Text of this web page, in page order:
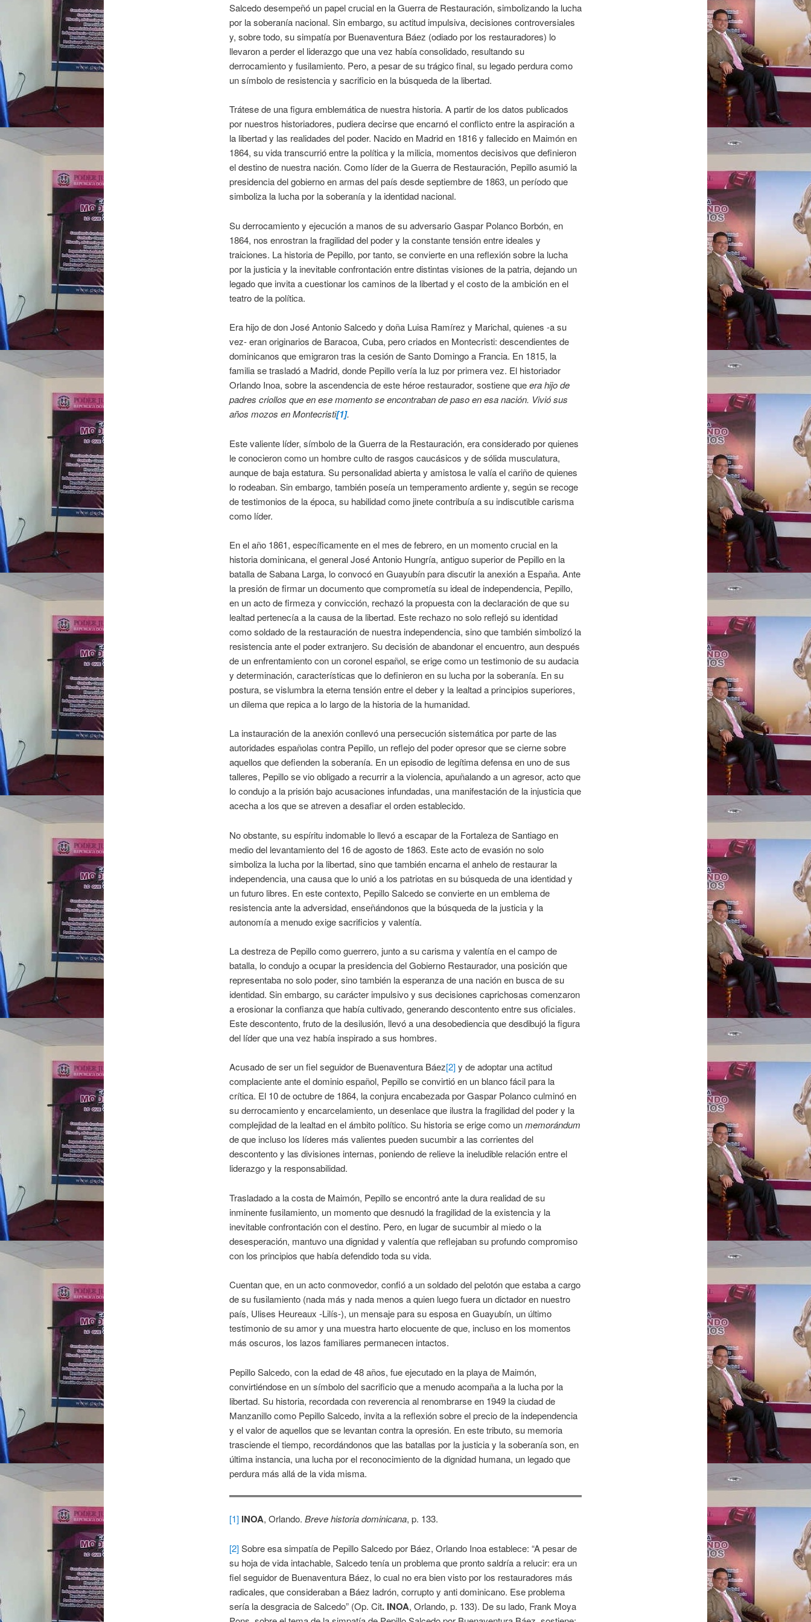
Salcedo desempeñó un papel crucial en la Guerra de Restauración, simbolizando la lucha
por la soberanía nacional. Sin embargo, su actitud impulsiva, decisiones controversiales
y, sobre todo, su simpatía por Buenaventura Báez (odiado por los restauradores) lo
llevaron a perder el liderazgo que una vez había consolidado, resultando su
derrocamiento y fusilamiento. Pero, a pesar de su trágico final, su legado perdura como
un símbolo de resistencia y sacrificio en la búsqueda de la libertad.
Trátese de una figura emblemática de nuestra historia. A partir de los datos publicados
por nuestros historiadores, pudiera decirse que encarnó el conflicto entre la aspiración a
la libertad y las realidades del poder. Nacido en Madrid en 1816 y fallecido en Maimón en
1864, su vida transcurrió entre la política y la milicia, momentos decisivos que definieron
el destino de nuestra nación. Como líder de la Guerra de Restauración, Pepillo asumió la
presidencia del gobierno en armas del país desde septiembre de 1863, un período que
simboliza la lucha por la soberanía y la identidad nacional.
Su derrocamiento y ejecución a manos de su adversario Gaspar Polanco Borbón, en
1864, nos enrostran la fragilidad del poder y la constante tensión entre ideales y
traiciones. La historia de Pepillo, por tanto, se convierte en una reflexión sobre la lucha
por la justicia y la inevitable confrontación entre distintas visiones de la patria, dejando un
legado que invita a cuestionar los caminos de la libertad y el costo de la ambición en el
teatro de la política.
Era hijo de don José Antonio Salcedo y doña Luisa Ramírez y Marichal, quienes -a su
vez- eran originarios de Baracoa, Cuba, pero criados en Montecristi: descendientes de
dominicanos que emigraron tras la cesión de Santo Domingo a Francia. En 1815, la
familia se trasladó a Madrid, donde Pepillo vería la luz por primera vez. El historiador
Orlando Inoa, sobre la ascendencia de este héroe restaurador, sostiene queera hijo de
padres criollos que en ese momento se encontraban de paso en esa nación. Vivió sus
años mozos en Montecristi[1].
Este valiente líder, símbolo de la Guerra de la Restauración, era considerado por quienes
le conocieron como un hombre culto de rasgos caucásicos y de sólida musculatura,
aunque de baja estatura. Su personalidad abierta y amistosa le valía el cariño de quienes
lo rodeaban. Sin embargo, también poseía un temperamento ardiente y, según se recoge
de testimonios de la época, su habilidad como jinete contribuía a su indiscutible carisma
como líder.
En el año 1861, específicamente en el mes de febrero, en un momento crucial en la
historia dominicana, el general José Antonio Hungría, antiguo superior de Pepillo en la
batalla de Sabana Larga, lo convocó en Guayubín para discutir la anexión a España. Ante
la presión de firmar un documento que comprometía su ideal de independencia, Pepillo,
en un acto de firmeza y convicción, rechazó la propuesta con la declaración de que su
lealtad pertenecía a la causa de la libertad. Este rechazo no solo reflejó su identidad
como soldado de la restauración de nuestra independencia, sino que también simbolizó la
resistencia ante el poder extranjero. Su decisión de abandonar el encuentro, aun después
de un enfrentamiento con un coronel español, se erige como un testimonio de su audacia
y determinación, características que lo definieron en su lucha por la soberanía. En su
postura, se vislumbra la eterna tensión entre el deber y la lealtad a principios superiores,
un dilema que repica a lo largo de la historia de la humanidad.
La instauración de la anexión conllevó una persecución sistemática por parte de las
autoridades españolas contra Pepillo, un reflejo del poder opresor que se cierne sobre
aquellos que defienden la soberanía. En un episodio de legítima defensa en uno de sus
talleres, Pepillo se vio obligado a recurrir a la violencia, apuñalando a un agresor, acto que
lo condujo a la prisión bajo acusaciones infundadas, una manifestación de la injusticia que
acecha a los que se atreven a desafiar el orden establecido.
No obstante, su espíritu indomable lo llevó a escapar de la Fortaleza de Santiago en
medio del levantamiento del 16 de agosto de 1863. Este acto de evasión no solo
simboliza la lucha por la libertad, sino que también encarna el anhelo de restaurar la
independencia, una causa que lo unió a los patriotas en su búsqueda de una identidad y
un futuro libres. En este contexto, Pepillo Salcedo se convierte en un emblema de
resistencia ante la adversidad, enseñándonos que la búsqueda de la justicia y la
autonomía a menudo exige sacrificios y valentía.
La destreza de Pepillo como guerrero, junto a su carisma y valentía en el campo de
batalla, lo condujo a ocupar la presidencia del Gobierno Restaurador, una posición que
representaba no solo poder, sino también la esperanza de una nación en busca de su
identidad. Sin embargo, su carácter impulsivo y sus decisiones caprichosas comenzaron
a erosionar la confianza que había cultivado, generando descontento entre sus oficiales.
Este descontento, fruto de la desilusión, llevó a una desobediencia que desdibujó la figura
del líder que una vez había inspirado a sus hombres.
Acusado de ser un fiel seguidor de Buenaventura Báez[2]y de adoptar una actitud
complaciente ante el dominio español, Pepillo se convirtió en un blanco fácil para la
crítica. El 10 de octubre de 1864, la conjura encabezada por Gaspar Polanco culminó en
su derrocamiento y encarcelamiento, un desenlace que ilustra la fragilidad del poder y la
complejidad de la lealtad en el ámbito político. Su historia se erige como unmemorándum
de que incluso los líderes más valientes pueden sucumbir a las corrientes del
descontento y las divisiones internas, poniendo de relieve la ineludible relación entre el
liderazgo y la responsabilidad.
Trasladado a la costa de Maimón, Pepillo se encontró ante la dura realidad de su
inminente fusilamiento, un momento que desnudó la fragilidad de la existencia y la
inevitable confrontación con el destino. Pero, en lugar de sucumbir al miedo o la
desesperación, mantuvo una dignidad y valentía que reflejaban su profundo compromiso
con los principios que había defendido toda su vida.
Cuentan que, en un acto conmovedor, confió a un soldado del pelotón que estaba a cargo
de su fusilamiento (nada más y nada menos a quien luego fuera un dictador en nuestro
país, Ulises Heureaux -Lilís-), un mensaje para su esposa en Guayubín, un último
testimonio de su amor y una muestra harto elocuente de que, incluso en los momentos
más oscuros, los lazos familiares permanecen intactos.
Pepillo Salcedo, con la edad de 48 años, fue ejecutado en la playa de Maimón,
convirtiéndose en un símbolo del sacrificio que a menudo acompaña a la lucha por la
libertad. Su historia, recordada con reverencia al renombrarse en 1949 la ciudad de
Manzanillo como Pepillo Salcedo, invita a la reflexión sobre el precio de la independencia
y el valor de aquellos que se levantan contra la opresión. En este tributo, su memoria
trasciende el tiempo, recordándonos que las batallas por la justicia y la soberanía son, en
última instancia, una lucha por el reconocimiento de la dignidad humana, un legado que
perdura más allá de la vida misma.
[1] INOA, Orlando. Breve historia dominicana, p. 133.
[2]Sobre esa simpatía de Pepillo Salcedo por Báez, Orlando Inoa establece: “A pesar de
su hoja de vida intachable, Salcedo tenía un problema que pronto saldría a relucir: era un
fiel seguidor de Buenaventura Báez, lo cual no era bien visto por los restauradores más
radicales, que consideraban a Báez ladrón, corrupto y anti dominicano. Ese problema
sería la desgracia de Salcedo” (Op. Cit. INOA, Orlando, p. 133). De su lado, Frank Moya